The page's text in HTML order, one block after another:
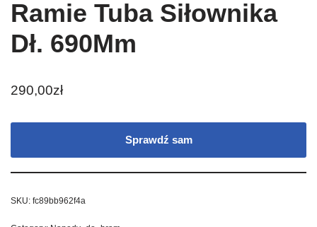
Ramie Tuba Siłownika
Dł. 690Mm
290,00zł
Sprawdź sam
SKU: fc89bb962f4a